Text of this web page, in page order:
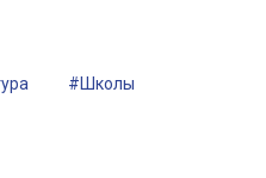
#Школы